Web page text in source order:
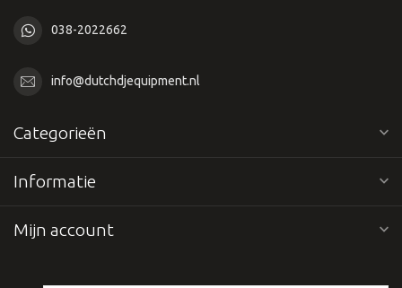
038-2022662
info@dutchdjequipment.nl
Categorieën
Informatie
Mijn account